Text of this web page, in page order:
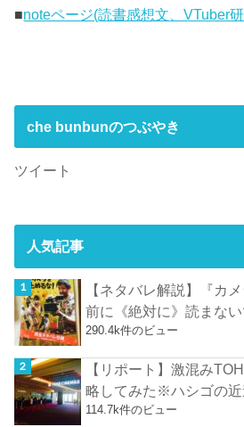
■noteページ(読書感想文、VTuber
che bunbunのつぶやき
ツイート
人気記事
【ネタバレ解説】『カ
前に《絶対に》読まな
290.4k件のビュー
【リポート】激混み
略してみた※ハシゴの近
114.7k件のビュー